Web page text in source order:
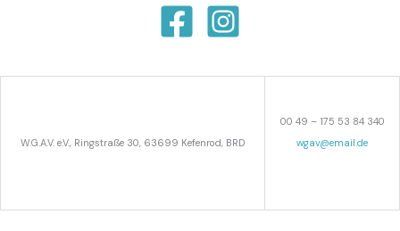
W.G.A.V. e.V., Ringstraße 30, 63699 Kefenrod, BRD
00 49 – 175 53 84 340
wgav@email.de